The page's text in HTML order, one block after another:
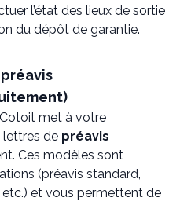
l’état des lieux de sortie
du dépôt de garantie.
met à votre
lettres de préavis
Ces modèles sont
(préavis standard,
et vous permettent de